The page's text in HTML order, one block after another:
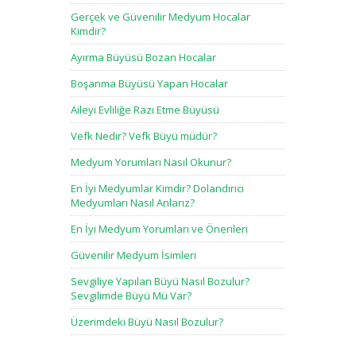
Gerçek ve Güvenilir Medyum Hocalar
Kimdir?
Ayırma Büyüsü Bozan Hocalar
Boşanma Büyüsü Yapan Hocalar
Aileyi Evliliğe Razı Etme Büyüsü
Vefk Nedir? Vefk Büyü müdür?
Medyum Yorumları Nasıl Okunur?
En İyi Medyumlar Kimdir? Dolandırıcı
Medyumları Nasıl Anlarız?
En İyi Medyum Yorumları ve Önerileri
Güvenilir Medyum İsimleri
Sevgiliye Yapılan Büyü Nasıl Bozulur?
Sevgilimde Büyü Mü Var?
Üzerimdeki Büyü Nasıl Bozulur?